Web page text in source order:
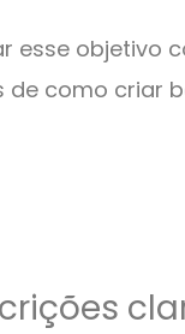
esse objetivo
de como criar